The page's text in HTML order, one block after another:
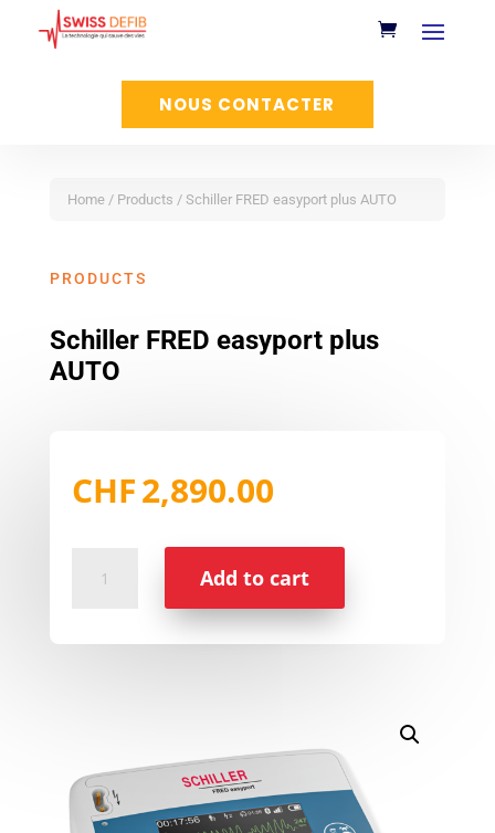
NOUS CONTACTER
Home/ Products / Schiller FRED easyport plus AUTO
PRODUCTS
Schiller FRED easyport plus
AUTO
CHF2,890.00
FRED
Add to cart